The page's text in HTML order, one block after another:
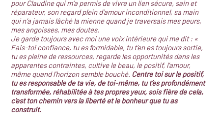
pour Claudine qui m’a permis de vivre un lien sécure, sain et
réparateur, son regard plein d’amour inconditionnel, sa main
qui n’a jamais lâché la mienne quand je traversais mes peurs,
mes angoisses, mes doutes.
Je garde toujours avec moi une voix intérieure qui me dit : «
Fais-toi confiance, tu es formidable, tu t’en es toujours sortie,
tu es pleine de ressources, regarde les opportunités dans les
apparentes contraintes, cultive le beau, le positif, l’amour,
même quand l’horizon semble bouché. Centre toi sur le positif,
tu es responsable de ta vie, de toi-même, tu t’es profondément
transformée, réhabilitée à tes propres yeux, sois fière de cela,
c’est ton chemin vers la liberté et le bonheur que tu as
construit.